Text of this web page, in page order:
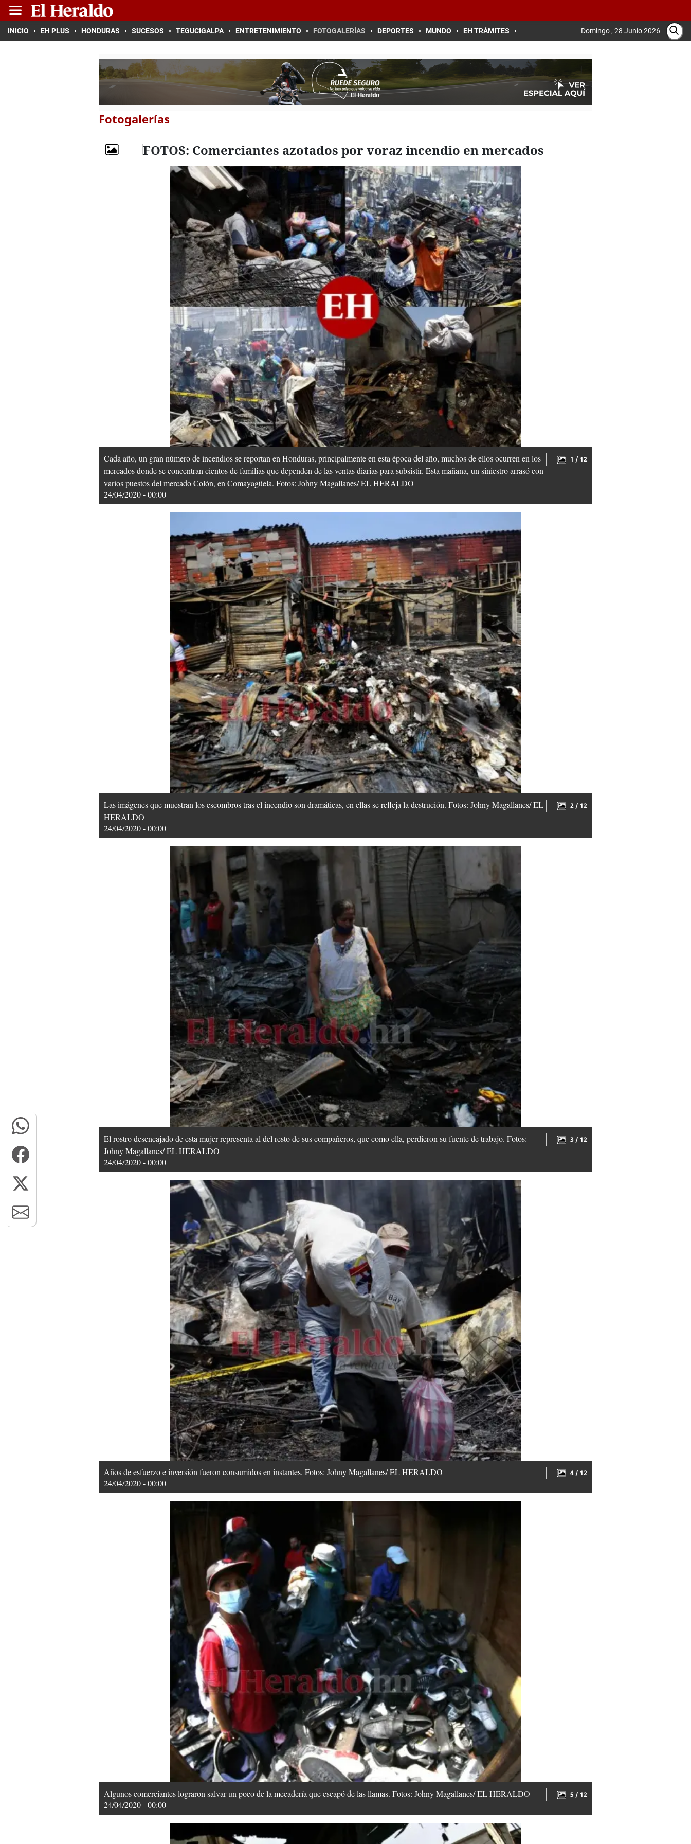
INICIO EH PLUS HONDURAS SUCESOS TEGUCIGALPA ENTRETENIMIENTO FOTOGALERÍAS DEPORTES MUNDO EH TRÁMITES Domingo , 28 Junio 2026
Fotogalerías
FOTOS: Comerciantes azotados por voraz incendio en mercados
Cada año, un gran número de incendios se reportan en Honduras, principalmente en esta época del año, muchos de ellos ocurren en los
mercados donde se concentran cientos de familias que dependen de las ventas diarias para subsistir. Esta mañana, un siniestro arrasó con
varios puestos del mercado Colón, en Comayagüela. Fotos: Johny Magallanes/ EL HERALDO
24/04/2020 - 00:00
1 / 12
Las imágenes que muestran los escombros tras el incendio son dramáticas, en ellas se refleja la destrución. Fotos: Johny Magallanes/ EL
HERALDO
24/04/2020 - 00:00
2 / 12
El rostro desencajado de esta mujer representa al del resto de sus compañeros, que como ella, perdieron su fuente de trabajo. Fotos:
Johny Magallanes/ EL HERALDO
24/04/2020 - 00:00
3 / 12
Años de esfuerzo e inversión fueron consumidos en instantes. Fotos: Johny Magallanes/ EL HERALDO
24/04/2020 - 00:00
4 / 12
Algunos comerciantes lograron salvar un poco de la mecadería que escapó de las llamas. Fotos: Johny Magallanes/ EL HERALDO
24/04/2020 - 00:00
5 / 12